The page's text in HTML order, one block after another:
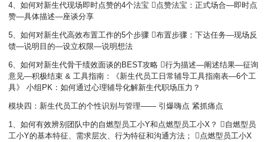
4、如何对新生代现场即时点赞的4个法宝 点赞法宝：正式场合—即时点
赞—具体描述—座谈分享
5、如何对新生代高效布置工作的5个步骤 布置步骤：下达任务—现场反
馈—说明目的—设立权限—说明想法
6、如何对新生代骨干绩效面谈的BEST攻略 行为描述—阐述结果—征询
意见—积极结束 & 工具指南：《新生代员工日常辅导工具指南表—6个工
具》 小组PK：如何通过心理辅导化解新生代职场压力？
模块四：新生代员工的个性识别与管理—— 引爆嗨点 紧抓痛点
1、如何有效辨别团队中的自燃型员工小Y和点燃型员工小X？ 自燃型员
工小Y的基本特征、需求层次、行为特征和沟通方法； 点燃型员工小X